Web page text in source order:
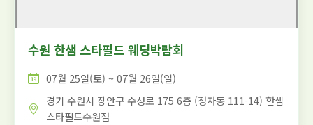
수원 한샘 스타필드 웨딩박람회
07월 25일(토) ~ 07월 26일(일)
경기 수원시 장안구 수성로 175 6층 (정자동 111-14) 한샘
스타필드수원점